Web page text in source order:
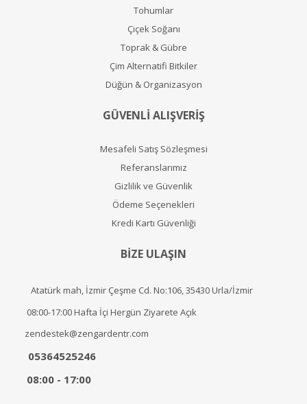
Tohumlar
Çiçek Soğanı
Toprak & Gübre
Çim Alternatifi Bitkiler
Düğün & Organizasyon
GÜVENLİ ALIŞVERİŞ
Mesafeli Satış Sözleşmesi
Referanslarımız
Gizlilik ve Güvenlik
Ödeme Seçenekleri
Kredi Kartı Güvenliği
BİZE ULAŞIN
Atatürk mah, İzmir Çeşme Cd. No:106, 35430 Urla/İzmir
08:00-17:00 Hafta İçi Hergün Ziyarete Açık
zendestek@zengardentr.com
05364525246
08:00 - 17:00